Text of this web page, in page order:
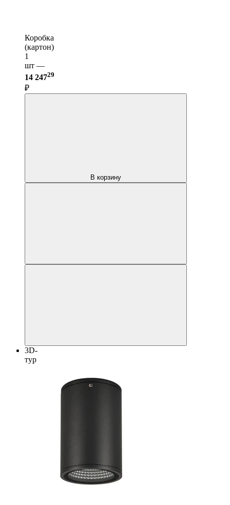
Коробка
(картон)
1
шт —
14 24729
₽
В корзину
3D-
тур